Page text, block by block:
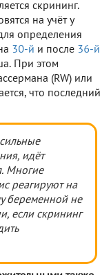
скрининг.
на учёт у
определения
30-й и после 36-й
При этом
(RW) или
что последний
идёт
Многие
реагируют на
беременной не
если скрининг